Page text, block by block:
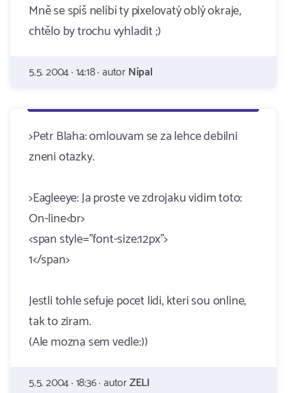
Mně se spíš nelíbí ty pixelovatý oblý okraje,
chtělo by trochu vyhladit ;)
5.5. 2004 · 14:18 · autorNípal
>Petr Blaha: omlouvam se za lehce debilni
zneni otazky.
>Eagleeye: Ja proste ve zdrojaku vidim toto:
On-line<br>
<span style="font-size:12px">
1</span>
Jestli tohle sefuje pocet lidi, kteri sou online,
tak to ziram.
(Ale mozna sem vedle:))
5.5. 2004 · 18:36 · autorZELI